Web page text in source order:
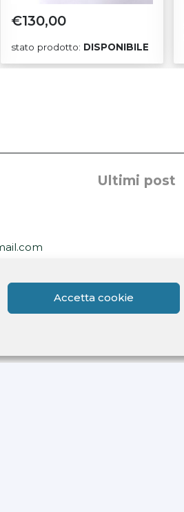
Accetta cookie
€130,00
stato prodotto: DISPONIBILE
18.0
Ultimi post